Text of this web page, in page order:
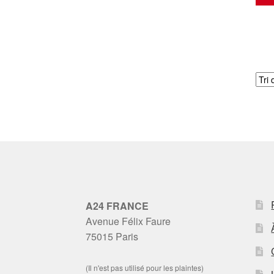
A24 FRANCE
Avenue Félix Faure
75015 Paris
(Il n'est pas utilisé pour les plaintes)